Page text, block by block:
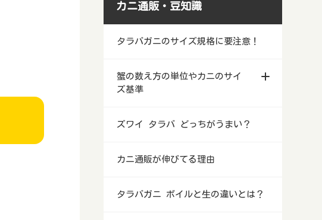
カニ通販・豆知識
タラバガニのサイズ規格に要注意！
蟹の数え方の単位やカニのサイ
ズ基準
ズワイ タラバ どっちがうまい？
カニ通販が伸びてる理由
タラバガニ ボイルと生の違いとは？